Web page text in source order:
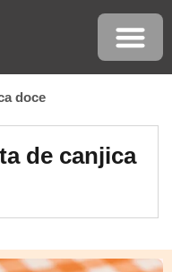
doce
de canjica